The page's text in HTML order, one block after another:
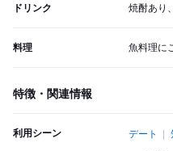
ドリンク 焼酎あり
料理 魚料理に
特徴・関連情報
利用シーン デート